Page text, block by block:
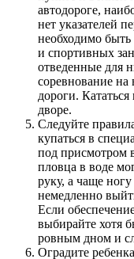
автодороге,
нет указателей
необходимо
и спортивных
отведенные для
соревнование на
дороги.
дворе.
Следуйте
купаться в
под присмотром
пловца в воде
руку, а чаще
немедленно
Если
выбирайте хотя
ровным дном и
Оградите